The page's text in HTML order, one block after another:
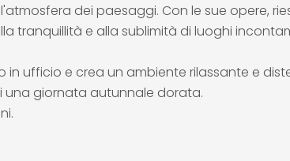
dei paesaggi. Con le sue opere,
tranquillità e alla sublimità di luoghi
ufficio e crea un ambiente rilassante e
una giornata autunnale dorata.